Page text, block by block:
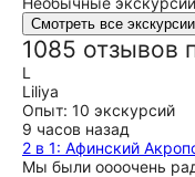
Смотреть все экскурсии
1085 отзывов
L
Liliya
Опыт: 10 экскурсий
9 часов назад
2 в 1: Афинский
Мы были оооочень